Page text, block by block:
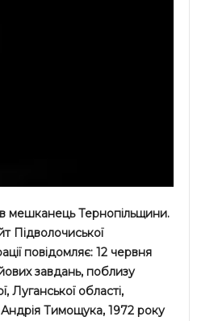
мешканець Тернопільщини.
Підволочиської
повідомляє: 12 червня
завдань, поблизу
Луганської області,
Тимощука, 1972 року